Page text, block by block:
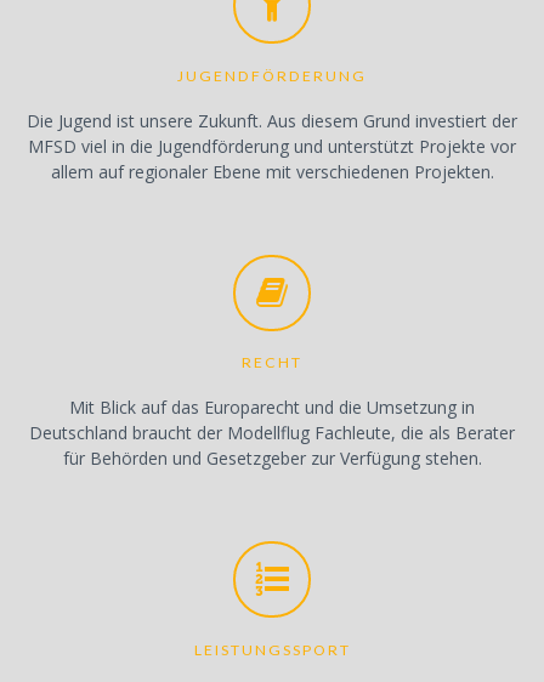
JUGENDFÖRDERUNG
Die Jugend ist unsere Zukunft. Aus diesem Grund investiert der
MFSD viel in die Jugendförderung und unterstützt Projekte vor
allem auf regionaler Ebene mit verschiedenen Projekten.
RECHT
Mit Blick auf das Europarecht und die Umsetzung in
Deutschland braucht der Modellflug Fachleute, die als Berater
für Behörden und Gesetzgeber zur Verfügung stehen.
LEISTUNGSSPORT